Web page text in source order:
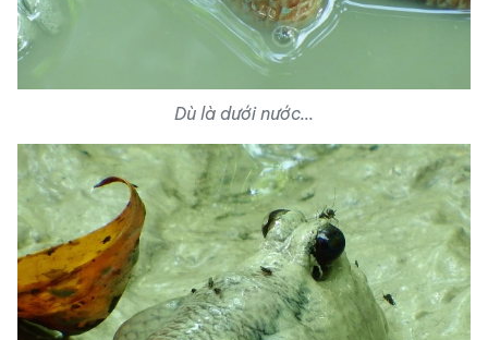
Dù là dưới nước...